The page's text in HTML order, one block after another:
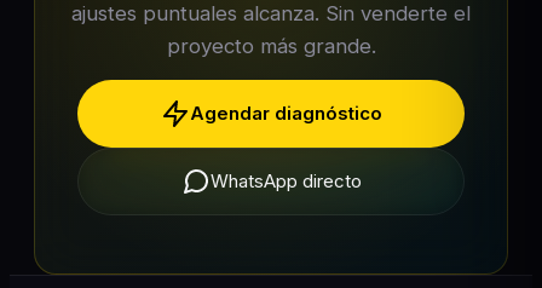
ajustes puntuales alcanza. Sin venderte el
proyecto más grande.
Agendar diagnóstico
WhatsApp directo